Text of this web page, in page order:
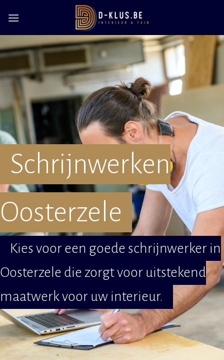
Schrijnwerken
Oosterzele
Kies voor een goede schrijnwerker in
Oosterzele die zorgt voor uitstekend
maatwerk voor uw interieur.